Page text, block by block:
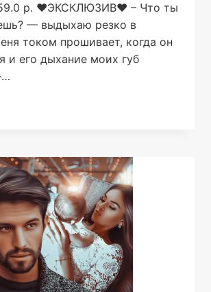
р. ❤ЭКСКЛЮЗИВ❤ – Что ты
— выдыхаю резко в
током прошивает, когда он
и его дыхание моих губ